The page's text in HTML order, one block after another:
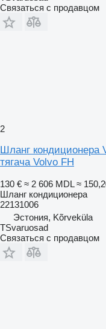
Связаться с продавцом
2
Шланг кондиционера
тягача Volvo FH
130 € ≈ 2 606 MDL ≈
Шланг кондиционера
22131006
Эстония, Kõrveküla
TSvaruosad
Связаться с продавцом